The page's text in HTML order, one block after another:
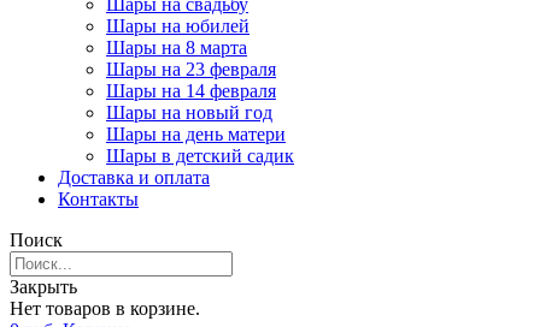
Шары на свадьбу
Шары на юбилей
Шары на 8 марта
Шары на 23 февраля
Шары на 14 февраля
Шары на новый год
Шары на день матери
Шары в детский садик
Доставка и оплата
Контакты
Поиск
Закрыть
Нет товаров в корзине.